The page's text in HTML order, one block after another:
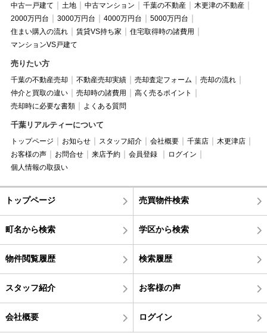
中古一戸建て
土地 中古マンション 千葉の不動産
木更津の不動産
2000万円台
3000万円台 4000万円台
5000万円台
住まい購入の流れ
賃貸VS持ち家
住宅取得時の諸費用
マンションVS戸建て
売りたい方
千葉の不動産売却 不動産売却実績 売却査定フォーム
売却の流れ
仲介と買取の違い
売却時の諸費用
高く売るポイント
売却時に必要な書類
よくある質問
千葉リアルティーについて
トップページ お知らせ スタッフ紹介 会社概要 千葉店
木更津店
お客様の声
お問合せ 来店予約 会員登録
ログイン
個人情報の取扱い
トップページ 売買物件検索
町名から検索 学区から検索
物件閲覧履歴 検索履歴
スタッフ紹介 お客様の声
会社概要 ログイン